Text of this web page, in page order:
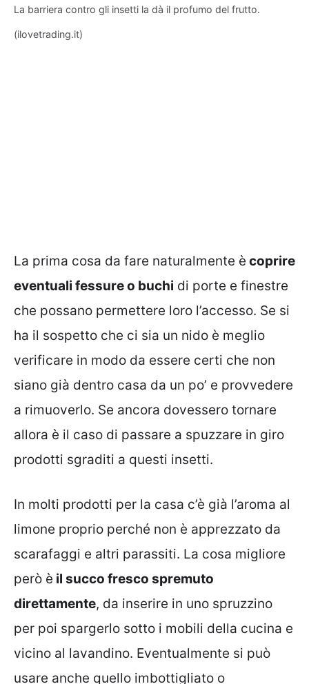
La barriera contro gli insetti la dà il profumo del frutto.
(ilovetrading.it)
La prima cosa da fare naturalmente è coprire
eventuali fessure o buchi di porte e finestre
che possano permettere loro l’accesso. Se si
ha il sospetto che ci sia un nido è meglio
verificare in modo da essere certi che non
siano già dentro casa da un po’ e provvedere
a rimuoverlo. Se ancora dovessero tornare
allora è il caso di passare a spuzzare in giro
prodotti sgraditi a questi insetti.
In molti prodotti per la casa c’è già l’aroma al
limone proprio perché non è apprezzato da
scarafaggi e altri parassiti. La cosa migliore
però è il succo fresco spremuto
direttamente, da inserire in uno spruzzino
per poi spargerlo sotto i mobili della cucina e
vicino al lavandino. Eventualmente si può
usare anche quello imbottigliato o